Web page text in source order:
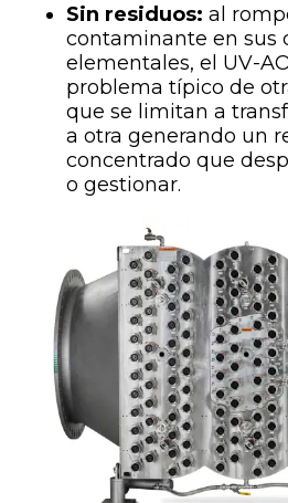
Sin residuos: al
contaminante en sus
elementales, el UV-
problema típico de
que se limitan a
a otra generando un
concentrado que
o gestionar.